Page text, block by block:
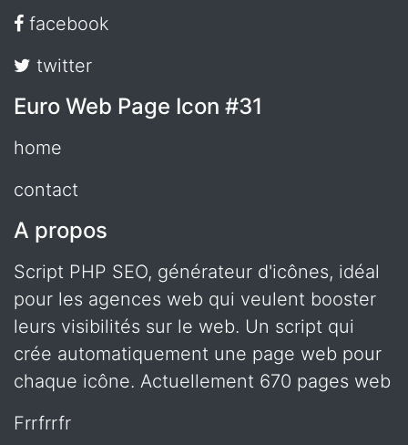
facebook
twitter
Euro Web Page Icon #31
home
contact
A propos
Script PHP SEO, générateur d'icônes, idéal
pour les agences web qui veulent booster
leurs visibilités sur le web. Un script qui
crée automatiquement une page web pour
chaque icône. Actuellement 670 pages web
frrfrrfr